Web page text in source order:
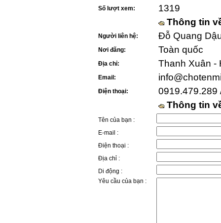
Số lượt xem:
1319
Thông tin
Người liên hệ: Đỗ Quang
Nơi đăng: Toàn quốc
Địa chỉ: Thanh Xuân -
Email:
Điện thoại:
0919.479.289
Thông tin
Tên của bạn :
E-mail :
Điện thoại :
Địa chỉ :
Di động :
Yêu cầu của bạn :